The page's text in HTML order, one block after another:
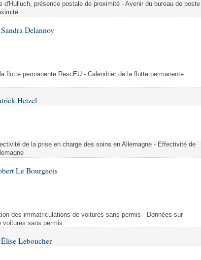
d'Hulluch, présence postale de proximité - Avenir du bureau de poste
Delannoy
flotte permanente RescEU - Calendrier de la flotte permanente
Hetzel
de la prise en charge des soins en Allemagne - Effectivité de
Le Bourgeois
des immatriculations de voitures sans permis - Données sur
voitures sans permis
Leboucher